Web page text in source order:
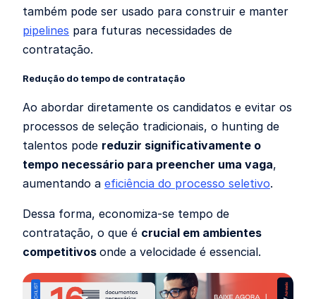
também pode ser usado para construir e manter
pipelines para futuras necessidades de
contratação.
Redução do tempo de contratação
Ao abordar diretamente os candidatos e evitar os
processos de seleção tradicionais, o hunting de
talentos pode reduzir significativamente o
tempo necessário para preencher uma vaga,
aumentando a eficiência do processo seletivo.
Dessa forma, economiza-se tempo de
contratação, o que é crucial em ambientes
competitivos onde a velocidade é essencial.